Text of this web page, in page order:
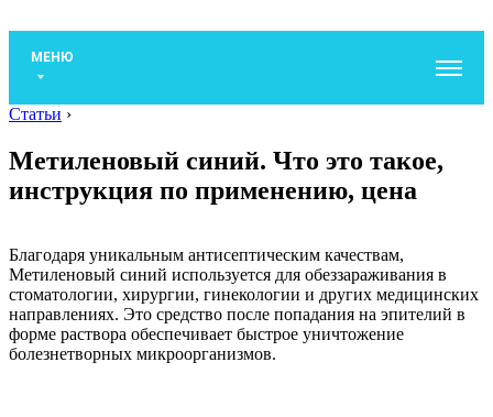
МЕНЮ
Статьи ›
Метиленовый синий. Что это такое,
инструкция по применению, цена
Благодаря уникальным антисептическим качествам,
Метиленовый синий используется для обеззараживания в
стоматологии, хирургии, гинекологии и других медицинских
направлениях. Это средство после попадания на эпителий в
форме раствора обеспечивает быстрое уничтожение
болезнетворных микроорганизмов.